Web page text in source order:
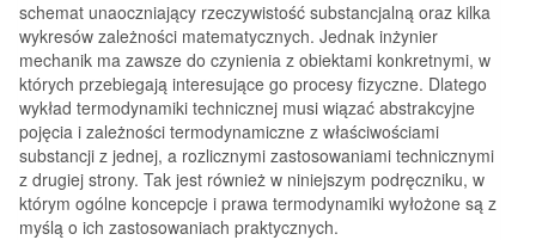
schemat unaoczniający rzeczywistość substancjalną oraz kilka
wykresów zależności matematycznych. Jednak inżynier
mechanik ma zawsze do czynienia z obiektami konkretnymi, w
których przebiegają interesujące go procesy fizyczne. Dlatego
wykład termodynamiki technicznej musi wiązać abstrakcyjne
pojęcia i zależności termodynamiczne z właściwościami
substancji z jednej, a rozlicznymi zastosowaniami technicznymi
z drugiej strony. Tak jest również w niniejszym podręczniku, w
którym ogólne koncepcje i prawa termodynamiki wyłożone są z
myślą o ich zastosowaniach praktycznych.